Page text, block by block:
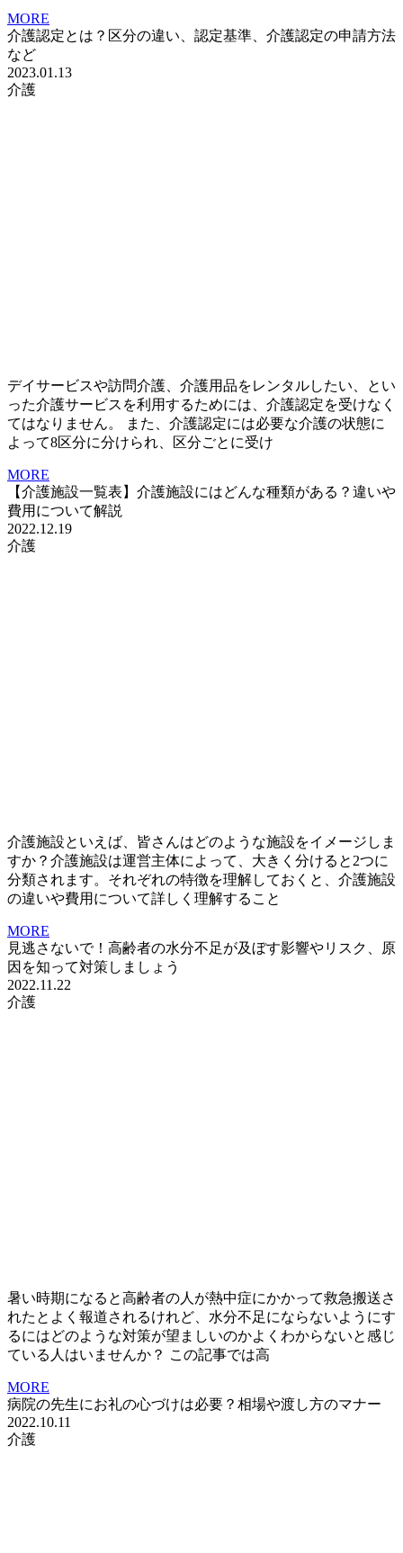
MORE
介護認定とは？区分の違い、認定基準、介護認定の申請方法
など
2023.01.13
介護
デイサービスや訪問介護、介護用品をレンタルしたい、とい
った介護サービスを利用するためには、介護認定を受けなく
てはなりません。 また、介護認定には必要な介護の状態に
よって8区分に分けられ、区分ごとに受け
MORE
【介護施設一覧表】介護施設にはどんな種類がある？違いや
費用について解説
2022.12.19
介護
介護施設といえば、皆さんはどのような施設をイメージしま
すか？介護施設は運営主体によって、大きく分けると2つに
分類されます。それぞれの特徴を理解しておくと、介護施設
の違いや費用について詳しく理解すること
MORE
見逃さないで！高齢者の水分不足が及ぼす影響やリスク、原
因を知って対策しましょう
2022.11.22
介護
暑い時期になると高齢者の人が熱中症にかかって救急搬送さ
れたとよく報道されるけれど、水分不足にならないようにす
るにはどのような対策が望ましいのかよくわからないと感じ
ている人はいませんか？ この記事では高
MORE
病院の先生にお礼の心づけは必要？相場や渡し方のマナー
2022.10.11
介護